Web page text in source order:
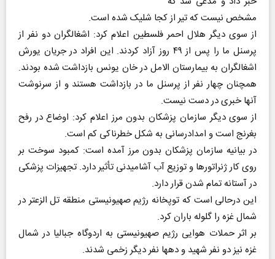
مشخص نیست که تیر از کجا شلیک شده است.
از سوی دیگر هلال احمر فلسطین اعلام کرد: اشغالگران دو نفر از
پرسنل ما را پس از ۴۹ روز آزاد کردند. این افراد در جریان یورش
اشغالگران به بیمارستان الامل در خان یونس بازداشت شده بودند.
همچنان چهار نفر از پرسنل ما در بازداشت هستند و از سرنوشت
آنها خبری در دست نیست.
از سوی دیگر سازمان پزشکان بدون مرز اعلام کرد: اوضاع در رفح
بغرنج است و امدادرسانی به شکل خطرناکی کم است.
در بیانیه سازمان پزشکان بدون مرز آمده است: کمبود سوخت بر
روی کار ژنراتورها و توزیع آب آشامیدنی تأثیر دارد. تجهیزات پزشکی
در آستانه تمام شدن قرار دارد.
این درحالی است که توپخانه رژیم صهیونیستی منطقه تل الزعتر در
شمال غزه را گلوله باران کرد.
بر اثر حملات هوایی رژیم صهیونیستی به اردوگاه جبالیا در شمال
غزه نیز دو نفر شهید و دهها نفر دیگر زخمی شدند.